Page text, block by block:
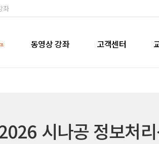
좌
동영상 강좌 고객센터
시나공 정보처